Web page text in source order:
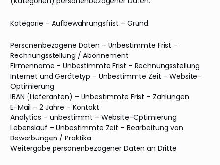
Kategorie – Aufbewahrungsfrist – Grund.
Personenbezogene Daten – Unbestimmte Frist –
Rechnungsstellung / Abonnement
Firmenname – Unbestimmte Frist – Rechnungsstellung
Internet und Gerätetyp – Unbestimmte Zeit – Website-
Optimierung
IBAN (Lieferanten) – Unbestimmte Frist – Zahlungen
E-Mail – 2 Jahre – Kontakt
Analytics – unbestimmt – Website-Optimierung
Lebenslauf – Unbestimmte Zeit – Bearbeitung von
Bewerbungen / Praktika
Weitergabe personenbezogener Daten an Dritte